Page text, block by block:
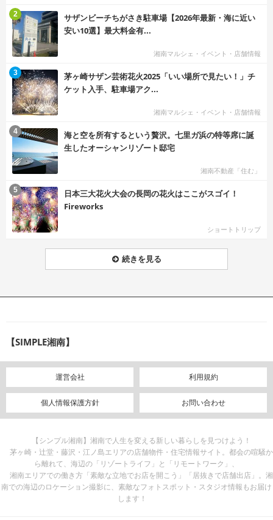
サザンビーチちがさき駐車場【2026年最新・海に近い
安い10選】最大料金有...
湘南マルシェ・イベント・店舗情報
2
茅ヶ崎サザン芸術花火2025「いい場所で見たい！」チ
ケット入手、駐車場アク...
湘南マルシェ・イベント・店舗情報
3
海と空を所有するという贅沢。七里ガ浜の特等席に誕
生したオーシャンリゾート邸宅
湘南不動産「住む」
4
日本三大花火大会の長岡の花火はここがスゴイ！
Fireworks
ショートトリップ
5
続きを見る
【SIMPLE湘南】
運営会社 利用規約
個人情報保護方針 お問い合わせ
【シンプル湘南】湘南で人生を変える新しい暮らしを見つけよう！
茅ヶ崎・辻堂・藤沢・江ノ島エリアの店舗物件・住宅情報サイト。都会の喧騒か
ら離れて、海辺の「リゾートライフ」と「リモートワーク」、
湘南エリアでの働き方「素敵な立地でお店を開こう」「居抜きで店舗出店」。湘
南での海辺のロケーション撮影に、素敵なフォトスポット・スタジオ情報もお届け
します！